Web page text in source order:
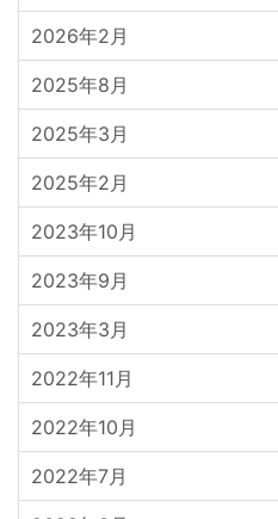
2026年2月
2025年8月
2025年3月
2025年2月
2023年10月
2023年9月
2023年3月
2022年11月
2022年10月
2022年7月